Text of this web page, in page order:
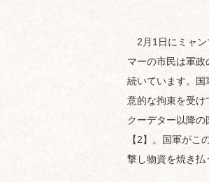
2月1日にミャン
マーの市民は軍
続いています。
意的な拘束を受け
クーデター以降
【2】。国軍が
撃し物資を焼き払